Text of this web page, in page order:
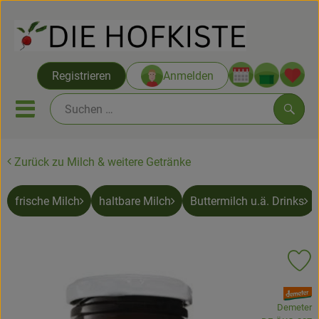
Registrieren Anmelden
Mobiles Menu öffnen oder
Saatgut ab Juli
Themenwelten
Vom Acker
Zurück zu Milch & weitere Getränke
frische Milch haltbare Milch Buttermilch u.ä. Drinks
, Verband:
Demeter